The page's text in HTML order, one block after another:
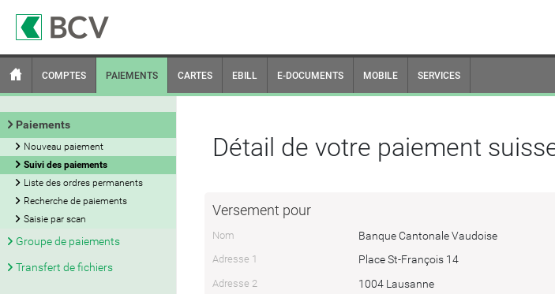
COMPTES PAIEMENTS CARTES EBILL E-DOCUMENTS MOBILE SERVICES
Paiements
Nouveau paiement
Suivi des paiements
Liste des ordres permanents
Recherche de paiements
Saisie par scan
Groupe de paiements
Transfert de fichiers
Détail de votre paiement
Versement pour
Nom Banque Cantonale Vaudoise
Adresse 1 Place St-François 14
Adresse 2 1004 Lausanne